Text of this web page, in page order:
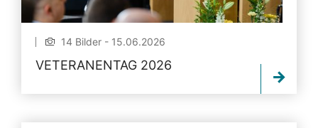
14 Bilder - 15.06.2026
VETERANENTAG 2026